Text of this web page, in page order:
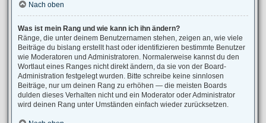
Nach oben
Was ist mein Rang und wie kann ich ihn ändern?
Ränge, die unter deinem Benutzernamen stehen, zeigen an, wie viele
Beiträge du bislang erstellt hast oder identifizieren bestimmte Benutzer
wie Moderatoren und Administratoren. Normalerweise kannst du den
Wortlaut eines Ranges nicht direkt ändern, da sie von der Board-
Administration festgelegt wurden. Bitte schreibe keine sinnlosen
Beiträge, nur um deinen Rang zu erhöhen — die meisten Boards
dulden dieses Verhalten nicht und ein Moderator oder Administrator
wird deinen Rang unter Umständen einfach wieder zurücksetzen.